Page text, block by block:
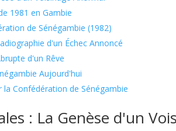
1981 en Gambie
de Sénégambie (1982)
d'un Échec Annoncé
d'un Rêve
Aujourd'hui
la Confédération de Sénégambie
: La Genèse d'un